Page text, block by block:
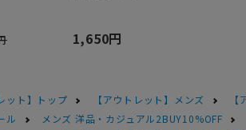
1,650円
ット】トップ 【アウトレット】メンズ
ル
メンズ 洋品・カジュアル2BUY10%OFF